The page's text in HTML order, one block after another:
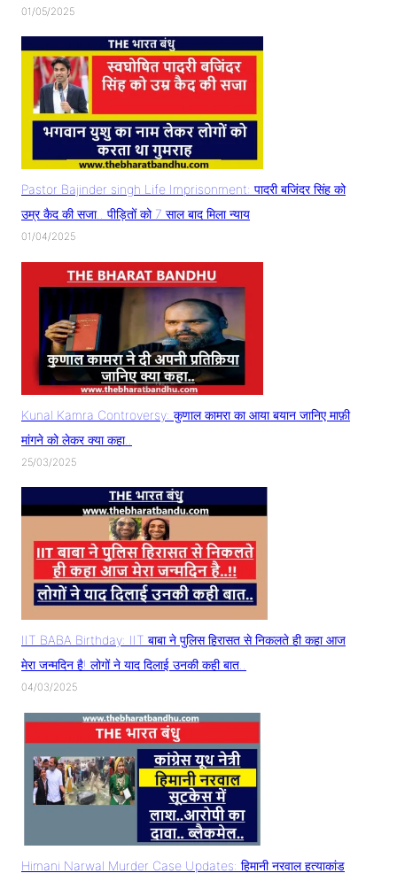
01/05/2025
Pastor Bajinder singh Life Imprisonment: पादरी बजिंदर सिंह को
उम्र कैद की सजा.. पीड़ितों को 7 साल बाद मिला न्याय
01/04/2025
Kunal Kamra Controversy: कुणाल कामरा का आया बयान जानिए माफ़ी
मांगने को लेकर क्या कहा..
25/03/2025
IIT BABA Birthday: IIT बाबा ने पुलिस हिरासत से निकलते ही कहा आज
मेरा जन्मदिन है! लोगों ने याद दिलाई उनकी कही बात..
04/03/2025
Himani Narwal Murder Case Updates: हिमानी नरवाल हत्याकांड